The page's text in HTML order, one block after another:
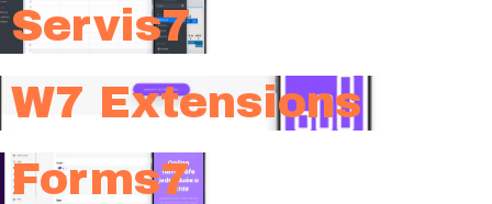
Servis7
W7 Extensions
Forms7